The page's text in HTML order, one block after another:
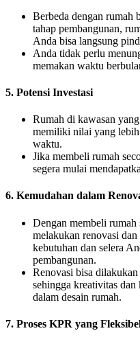
Berbeda dengan rumah
tahap pembangunan,
Anda bisa langsung
Anda tidak perlu
memakan waktu
5. Potensi Investasi
Rumah di kawasan
memiliki nilai yang
waktu.
Jika membeli rumah
segera mulai
6. Kemudahan dalam
Dengan membeli rumah
melakukan renovasi dan
kebutuhan dan selera
pembangunan.
Renovasi bisa
sehingga kreativitas
dalam desain rumah.
7. Proses KPR yang